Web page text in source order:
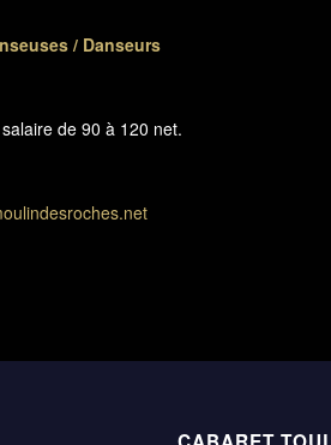
/ Danseurs
de 90 à 120 net.